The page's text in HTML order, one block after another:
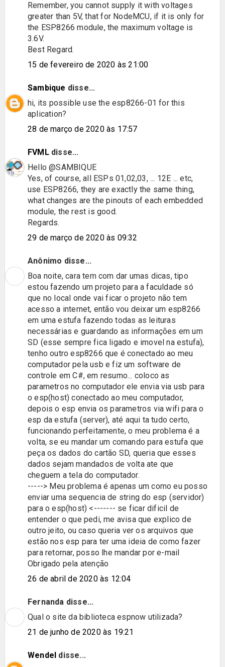
Remember, you cannot supply it with voltages
greater than 5V, that for NodeMCU, if it is only for
the ESP8266 module, the maximum voltage is
3.6V.
Best Regard.
15 de fevereiro de 2020 às 21:00
Sambique disse...
hi, its possible use the esp8266-01 for this
aplication?
28 de março de 2020 às 17:57
FVMLdisse...
Hello @SAMBIQUE
Yes, of course, all ESPs 01,02,03, ... 12E ... etc,
use ESP8266, they are exactly the same thing,
what changes are the pinouts of each embedded
module, the rest is good.
Regards.
29 de março de 2020 às 09:32
Anônimo disse...
Boa noite, cara tem com dar umas dicas, tipo
estou fazendo um projeto para a faculdade só
que no local onde vai ficar o projeto não tem
acesso a internet, então vou deixar um esp8266
em uma estufa fazendo todas as leituras
necessárias e guardando as informações em um
SD (esse sempre fica ligado e imovel na estufa),
tenho outro esp8266 que é conectado ao meu
computador pela usb e fiz um software de
controle em C#, em resumo... coloco as
parametros no computador ele envia via usb para
o esp(host) conectado ao meu computador,
depois o esp envia os parametros via wifi para o
esp da estufa (server), até aqui ta tudo certo,
funcionando perfeitamente, o meu problema é a
volta, se eu mandar um comando para estufa que
peça os dados do cartão SD, queria que esses
dados sejam mandados de volta ate que
cheguem a tela do computador.
-----> Meu problema é apenas um como eu posso
enviar uma sequencia de string do esp (servidor)
para o esp(host) <------- se ficar dificil de
entender o que pedi, me avisa que explico de
outro jeito, ou caso queria ver os arquivos que
estão nos esp para ter uma ideia de como fazer
para retornar, posso lhe mandar por e-mail
Obrigado pela atenção
26 de abril de 2020 às 12:04
Fernanda disse...
Qual o site da biblioteca espnow utilizada?
21 de junho de 2020 às 19:21
Wendel disse...